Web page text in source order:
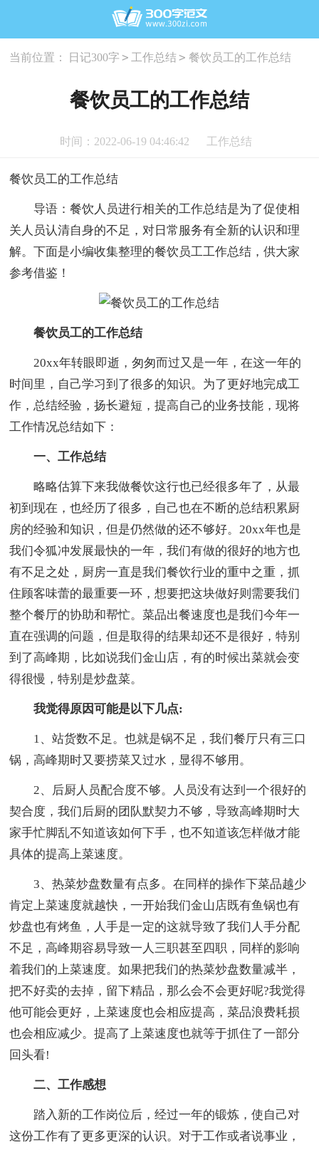
当前位置： 日记300字 > 工作总结 > 餐饮员工的工作总结
餐饮员工的工作总结
时间：2022-06-19 04:46:42 工作总结
餐饮员工的工作总结
导语：餐饮人员进行相关的工作总结是为了促使相
关人员认清自身的不足，对日常服务有全新的认识和理
解。下面是小编收集整理的餐饮员工工作总结，供大家
参考借鉴！
餐饮员工的工作总结
20xx年转眼即逝，匆匆而过又是一年，在这一年的
时间里，自己学习到了很多的知识。为了更好地完成工
作，总结经验，扬长避短，提高自己的业务技能，现将
工作情况总结如下：
一、工作总结
略略估算下来我做餐饮这行也已经很多年了，从最
初到现在，也经历了很多，自己也在不断的总结积累厨
房的经验和知识，但是仍然做的还不够好。20xx年也是
我们令狐冲发展最快的一年，我们有做的很好的地方也
有不足之处，厨房一直是我们餐饮行业的重中之重，抓
住顾客味蕾的最重要一环，想要把这块做好则需要我们
整个餐厅的协助和帮忙。菜品出餐速度也是我们今年一
直在强调的问题，但是取得的结果却还不是很好，特别
到了高峰期，比如说我们金山店，有的时候出菜就会变
得很慢，特别是炒盘菜。
我觉得原因可能是以下几点:
1、站货数不足。也就是锅不足，我们餐厅只有三口
锅，高峰期时又要捞菜又过水，显得不够用。
2、后厨人员配合度不够。人员没有达到一个很好的
契合度，我们后厨的团队默契力不够，导致高峰期时大
家手忙脚乱不知道该如何下手，也不知道该怎样做才能
具体的提高上菜速度。
3、热菜炒盘数量有点多。在同样的操作下菜品越少
肯定上菜速度就越快，一开始我们金山店既有鱼锅也有
炒盘也有烤鱼，人手是一定的这就导致了我们人手分配
不足，高峰期容易导致一人三职甚至四职，同样的影响
着我们的上菜速度。如果把我们的热菜炒盘数量减半，
把不好卖的去掉，留下精品，那么会不会更好呢?我觉得
他可能会更好，上菜速度也会相应提高，菜品浪费耗损
也会相应减少。提高了上菜速度也就等于抓住了一部分
回头看!
二、工作感想
踏入新的工作岗位后，经过一年的锻炼，使自己对
这份工作有了更多更深的认识。对于工作或者说事业，